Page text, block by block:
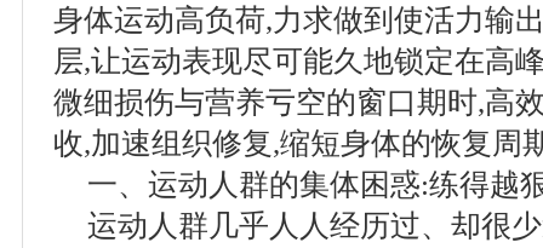
身体运动高负荷,力求做到使活力输
层,让运动表现尽可能久地锁定在高
微细损伤与营养亏空的窗口期时,高
收,加速组织修复,缩短身体的恢复周
一、运动人群的集体困惑:练得越
运动人群几乎人人经历过、却很